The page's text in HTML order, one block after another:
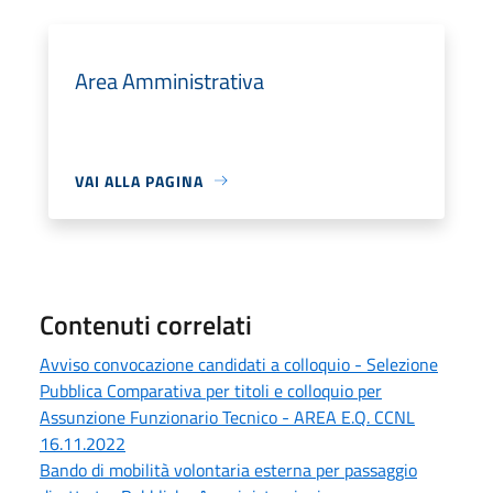
Area Amministrativa
VAI ALLA PAGINA
Contenuti correlati
Avviso convocazione candidati a colloquio - Selezione
Pubblica Comparativa per titoli e colloquio per
Assunzione Funzionario Tecnico - AREA E.Q. CCNL
16.11.2022
Bando di mobilità volontaria esterna per passaggio